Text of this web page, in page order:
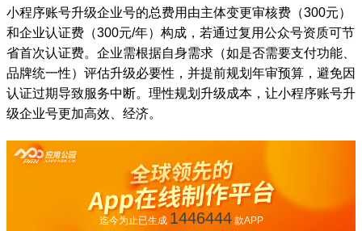
小程序账号升级企业号的总费用由主体变更审核费（300元）
和企业认证费（300元/年）构成，若通过复用公众号资质可节
省首次认证费。企业需根据自身需求（如是否需要支付功能、
品牌统一性）评估升级必要性，并提前规划年审预算，避免因
认证过期导致服务中断。理性规划升级成本，让小程序账号升
级企业号更加高效、经济。
迄今为止已生成 1446444款APP